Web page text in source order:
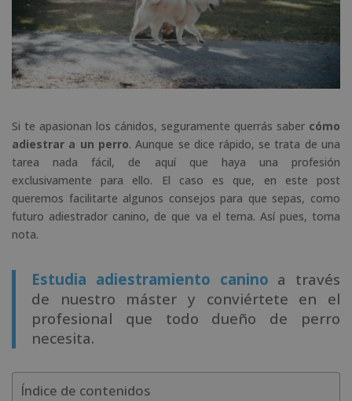
Si te apasionan los cánidos, seguramente querrás saber cómo
adiestrar a un perro. Aunque se dice rápido, se trata de una
tarea nada fácil, de aquí que haya una profesión
exclusivamente para ello. El caso es que, en este post
queremos facilitarte algunos consejos para que sepas, como
futuro adiestrador canino, de que va el tema. Así pues, toma
nota.
Estudia adiestramiento canino a través
de nuestro máster y conviértete en el
profesional que todo dueño de perro
necesita.
Índice de contenidos